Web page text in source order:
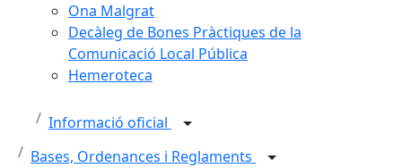
Ona Malgrat
Decàleg de Bones Pràctiques de la
Comunicació Local Pública
Hemeroteca
Informació oficial
Bases, Ordenances i Reglaments